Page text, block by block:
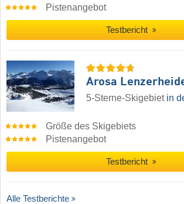
Pistenangebot
Testbericht
Arosa
5-Sterne-Skigebiet in
Größe des Skigebiets
Pistenangebot
Testbericht
Alle Testberichte